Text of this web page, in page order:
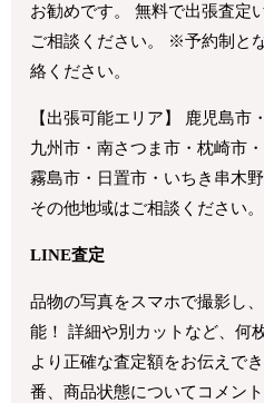
お勧めです。 無料で出張査定
ご相談ください。 ※予約制と
絡ください。
【出張可能エリア】 鹿児島市
九州市・南さつま市・枕崎市
霧島市・日置市・いちき串木
その他地域はご相談ください。
LINE査定
品物の写真をスマホで撮影し
能！ 詳細や別カットなど、何
より正確な査定額をお伝えで
番、商品状態についてコメン